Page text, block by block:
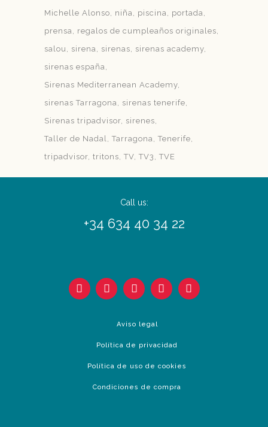
Michelle Alonso
niña piscina
portada
prensa
regalos de cumpleaños originales
salou
sirena sirenas
sirenas academy
sirenas españa
Sirenas Mediterranean Academy
sirenas Tarragona
sirenas tenerife
Sirenas tripadvisor sirenes
Taller de Nadal Tarragona Tenerife
tripadvisor tritons TV TV3 TVE
Call us:
+34 634 40 34 22
Aviso legal
Política de privacidad
Política de uso de cookies
Condiciones de compra